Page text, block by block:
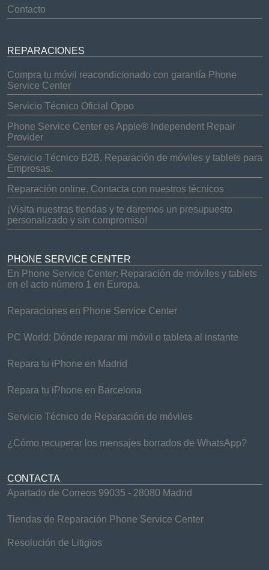
Contacto
REPARACIONES
Compra tu móvil reacondicionado con garantía Phone
Service Center
Servicio Técnico Oficial Oppo
Phone Service Center es Apple® Independent Repair
Provider
Servicio Técnico B2B. Reparación de móviles y tablets para
Empresas.
Reparación online. Contacta con nuestros técnicos
¡Visita nuestras tiendas y te daremos un presupuesto
personalizado y sin compromiso!
PHONE SERVICE CENTER
En Phone Service Center: Reparación de móviles y tablets
en el acto número 1 en Europa.
Reparaciones en Phone Service Center
PC World: Dónde reparar mi móvil o tableta al instante
Repara tu iPhone en Madrid
Repara tu iPhone en Barcelona
Servicio Técnico de Reparación de móviles
¿Cómo recuperar los mensajes borrados de WhatsApp?
CONTACTA
Apartado de Correos 99035 - 28080 Madrid
Tiendas de Reparación Phone Service Center
Resolución de Litigios